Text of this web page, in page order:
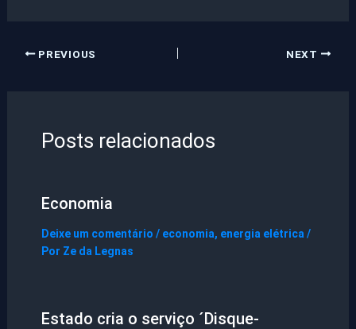
PREVIOUS NEXT
Posts relacionados
Economia
Deixe um comentário / economia, energia elétrica /
Por Ze da Legnas
Estado cria o serviço ´Disque-